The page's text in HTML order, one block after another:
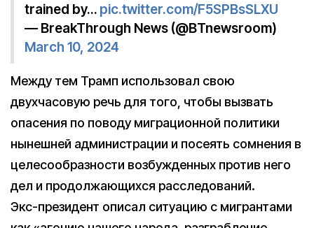
trained by… pic.twitter.com/F5SPBsSLXU
— BreakThrough News (@BTnewsroom)
March 10, 2024
Между тем Трамп использовал свою
двухчасовую речь для того, чтобы вызвать
опасения по поводу миграционной политики
нынешней администрации и посеять сомнения в
целесообразности возбужденных против него
дел и продолжающихся расследований.
Экс-президент описал ситуацию с мигрантами